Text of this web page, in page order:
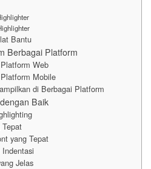
Bantu
Berbagai Platform
Web
Mobile
di Berbagai Platform
Baik
yang Tepat
Jelas